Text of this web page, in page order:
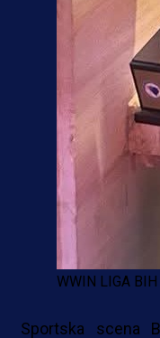
WWIN LIGA BIH
Sportska scena